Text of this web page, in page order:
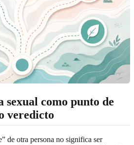
sexual como punto de
veredicto
de otra persona no significa ser